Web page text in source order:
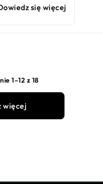
się więcej
1–12 z 18
więcej